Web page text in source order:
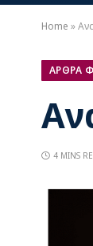
Home »
ΑΡΘΡΑ
4 MINS